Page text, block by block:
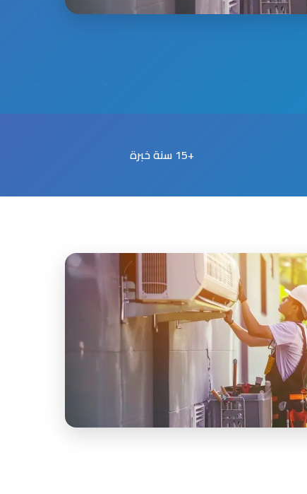
+15 سنة خبرة